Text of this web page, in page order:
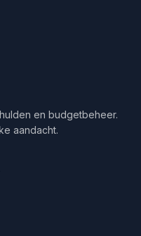
en budgetbeheer.
aandacht.